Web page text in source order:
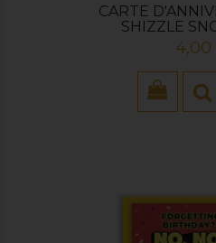
CARTE
SHIZZLE
Prix